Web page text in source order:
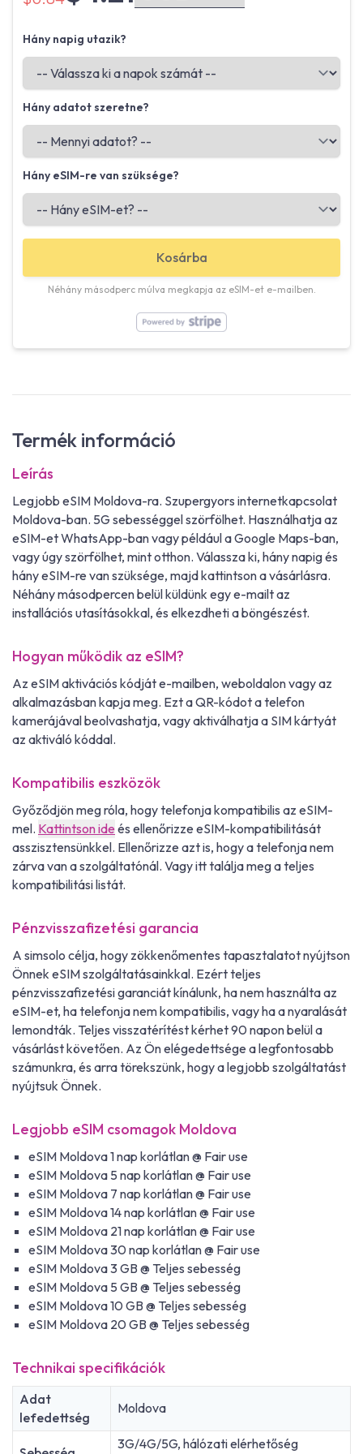
Hány napig utazik?
Hány adatot szeretne?
Hány eSIM-re van szüksége?
Kosárba
Néhány másodperc múlva megkapja az eSIM-et e-mailben.
Termék információ
Leírás
Legjobb eSIM Moldova-ra. Szupergyors internetkapcsolat
Moldova-ban. 5G sebességgel szörfölhet. Használhatja az
eSIM-et WhatsApp-ban vagy például a Google Maps-ban,
vagy úgy szörfölhet, mint otthon. Válassza ki, hány napig és
hány eSIM-re van szüksége, majd kattintson a vásárlásra.
Néhány másodpercen belül küldünk egy e-mailt az
installációs utasításokkal, és elkezdheti a böngészést.
Hogyan működik az eSIM?
Az eSIM aktivációs kódját e-mailben, weboldalon vagy az
alkalmazásban kapja meg. Ezt a QR-kódot a telefon
kamerájával beolvashatja, vagy aktiválhatja a SIM kártyát
az aktiváló kóddal.
Kompatibilis eszközök
Győződjön meg róla, hogy telefonja kompatibilis az eSIM-
mel. Kattintson ide és ellenőrizze eSIM-kompatibilitását
asszisztensünkkel. Ellenőrizze azt is, hogy a telefonja nem
zárva van a szolgáltatónál. Vagy itt találja meg a teljes
kompatibilitási listát.
Pénzvisszafizetési garancia
A simsolo célja, hogy zökkenőmentes tapasztalatot nyújtson
Önnek eSIM szolgáltatásainkkal. Ezért teljes
pénzvisszafizetési garanciát kínálunk, ha nem használta az
eSIM-et, ha telefonja nem kompatibilis, vagy ha a nyaralását
lemondták. Teljes visszatérítést kérhet 90 napon belül a
vásárlást követően. Az Ön elégedettsége a legfontosabb
számunkra, és arra törekszünk, hogy a legjobb szolgáltatást
nyújtsuk Önnek.
Legjobb eSIM csomagok Moldova
eSIM Moldova 1 nap korlátlan @ Fair use
eSIM Moldova 5 nap korlátlan @ Fair use
eSIM Moldova 7 nap korlátlan @ Fair use
eSIM Moldova 14 nap korlátlan @ Fair use
eSIM Moldova 21 nap korlátlan @ Fair use
eSIM Moldova 30 nap korlátlan @ Fair use
eSIM Moldova 3 GB @ Teljes sebesség
eSIM Moldova 5 GB @ Teljes sebesség
eSIM Moldova 10 GB @ Teljes sebesség
eSIM Moldova 20 GB @ Teljes sebesség
Technikai specifikációk
Adat
lefedettség
Moldova
3G/4G/5G, hálózati elérhetőség